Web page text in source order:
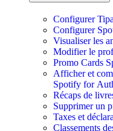
Configurer
Configurer
Visualiser les
Modifier le
Promo Cards
Afficher et
Spotify for
Récaps de
Supprimer un
Taxes et
Classements